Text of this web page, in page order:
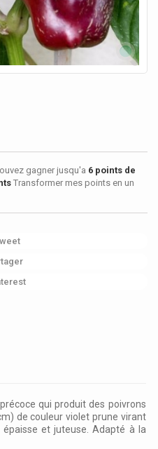
gagner jusqu'a 6 points de
Transformer mes points en un
qui produit des poivrons
de couleur violet prune virant
et juteuse. Adapté à la